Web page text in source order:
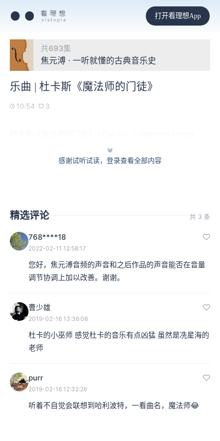
打开看理想App
共693集
焦元溥 · 一听就懂的古典音乐史
乐曲 | 杜卡斯《魔法师的门徒》
10:54 3
感谢试听试读，登录查看全部内容
精选评论 共 3 条
768****18
2022-02-11 12:58:17
您好，焦元溥音频的声音和之后作品的声音能否在音量
调节协调上加以改善。谢谢。
曹少雄
2019-02-16 13:36:06
杜卡的小巫师 感觉杜卡的音乐有点凶猛 虽然是冼星海的
老师
purr
2019-02-16 12:32:26
听着不自觉会联想到哈利波特，一看曲名，魔法师😂